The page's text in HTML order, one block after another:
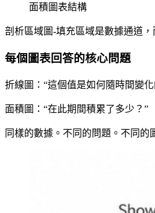
面積圖表結構
剖析區域圖-填充區域是數據通道
每個圖表回答的核心問題
折線圖：“這個值是如何隨時間變
面積圖：“在此期間積累了多少？”
同樣的數據。不同的問題。不同的